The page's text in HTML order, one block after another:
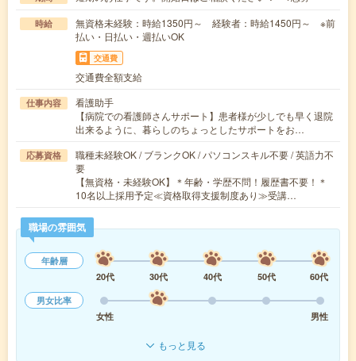
時給
無資格未経験：時給1350円～ 経験者：時給1450円～ ※前
払い・日払い・週払いOK
交通費
交通費全額支給
仕事内容
看護助手
【病院での看護師さんサポート】患者様が少しでも早く退院
出来るように、暮らしのちょっとしたサポートをお…
応募資格
職種未経験OK / ブランクOK / パソコンスキル不要 / 英語力不
要
【無資格・未経験OK】＊年齢・学歴不問！履歴書不要！＊
10名以上採用予定≪資格取得支援制度あり≫受講…
職場の雰囲気
年齢層
20代
30代 40代 50代
60代
男女比率
女性
男性
もっと見る